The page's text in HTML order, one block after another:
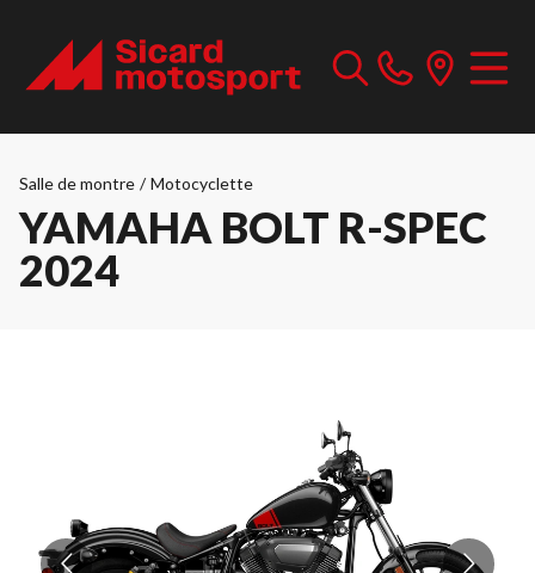
Salle de montre / Motocyclette
YAMAHA BOLT R-SPEC
2024